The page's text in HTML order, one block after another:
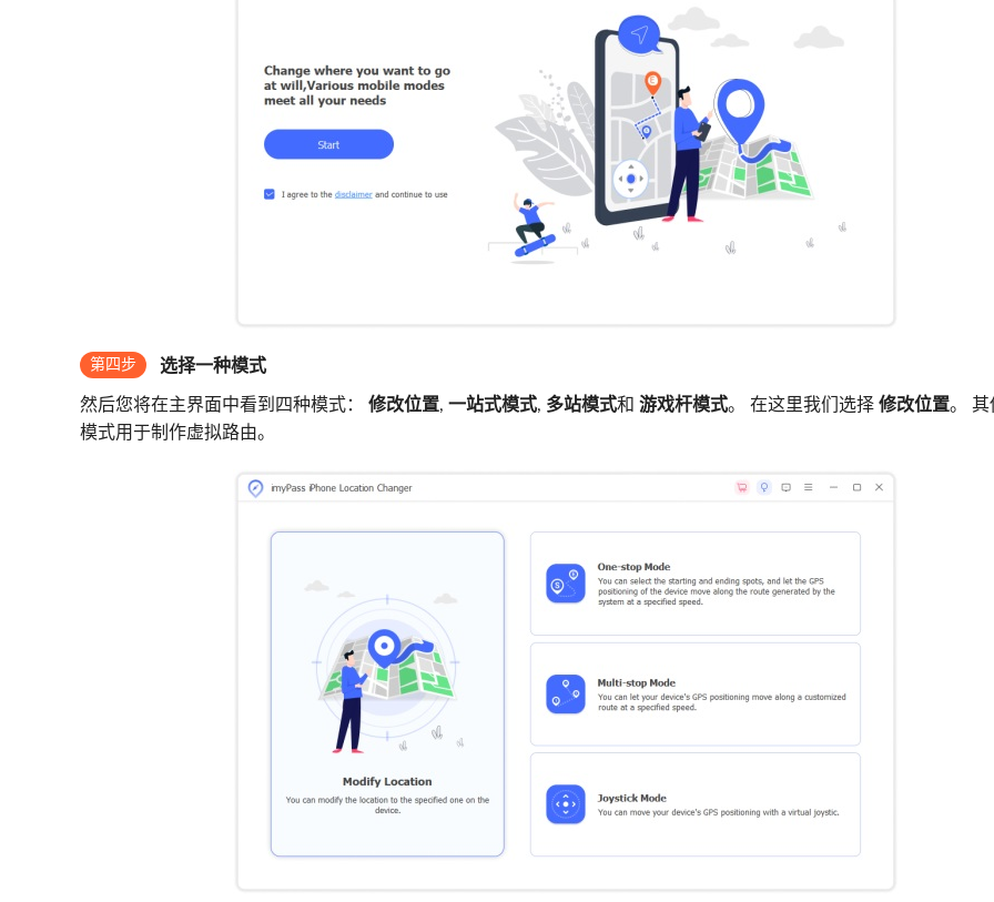
第四步 选择一种模式
然后您将在主界面中看到四种模式： 修改位置, 一站式模式, 多站模式和 游戏杆模式。 在这里我们选择 修改位置。 其
模式用于制作虚拟路由。